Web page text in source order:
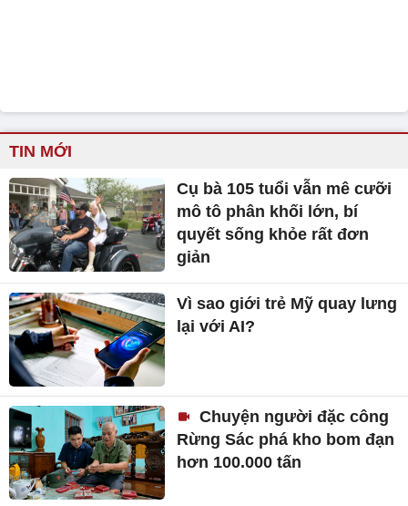
TIN MỚI
Cụ bà 105 tuổi vẫn mê cưỡi
mô tô phân khối lớn, bí
quyết sống khỏe rất đơn
giản
Vì sao giới trẻ Mỹ quay lưng
lại với AI?
Chuyện người đặc công
Rừng Sác phá kho bom đạn
hơn 100.000 tấn